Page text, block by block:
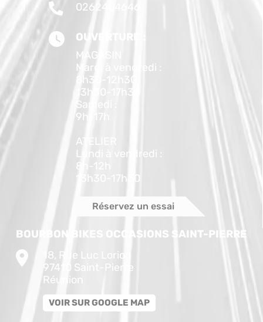
0262404646
OUVERTURE :
MAGASIN
Mardi à vendredi :
8h30-12h30
13h30-17h30
Samedi :
9h-17h
ATELIER
Lundi à vendredi :
8h-12h
13h30-17h30
Réservez un essai
BOURBON BIKES OCCASIONS SAINT-PIERRE
18, Rue Luc Lorion
97410 Saint-Pierre
Réunion
VOIR SUR GOOGLE MAP